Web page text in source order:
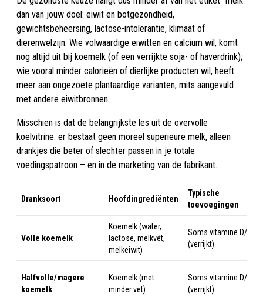
dan van jouw doel: eiwit en botgezondheid,
gewichtsbeheersing, lactose-intolerantie, klimaat of
dierenwelzijn. Wie volwaardige eiwitten en calcium wil, komt
nog altijd uit bij koemelk (of een verrijkte soja- of haverdrink);
wie vooral minder calorieën of dierlijke producten wil, heeft
meer aan ongezoete plantaardige varianten, mits aangevuld
met andere eiwitbronnen.
Misschien is dat de belangrijkste les uit de overvolle
koelvitrine: er bestaat geen moreel superieure melk, alleen
drankjes die beter of slechter passen in je totale
voedingspatroon – en in de marketing van de fabrikant.
Dranksoort Hoofdingrediënten
Typische
toevoegingen
Volle koemelk
Koemelk (water,
lactose, melkvét,
melkeiwit)
Soms vitamine D/A
(verrijkt)
Halfvolle/magere
koemelk
Koemelk (met
minder vet)
Soms vitamine D/A
(verrijkt)